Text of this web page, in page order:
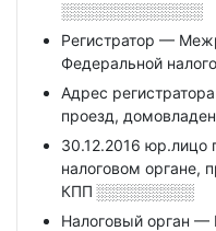
░░░░░░░░░░░░░
Регистратор —
Федеральной
Адрес
проезд,
30.12.2016 юр.лицо
налоговом органе,
КПП ░░░░░░░░░
Налоговый орган —